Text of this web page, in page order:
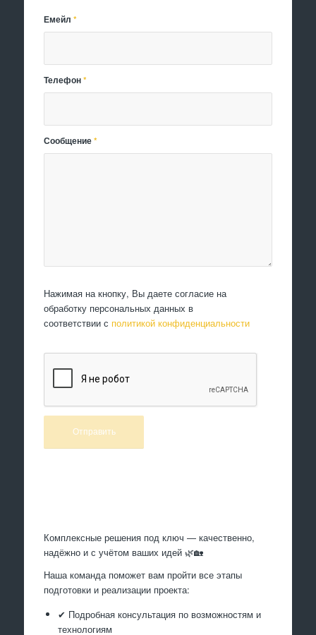
Емейл*
Телефон*
Сообщение*
Нажимая на кнопку, Вы даете согласие на
обработку персональных данных в
соответствии с политикой конфиденциальности
Комплексные решения под ключ — качественно,
надёжно и с учётом ваших идей 🌿🏡
Наша команда поможет вам пройти все этапы
подготовки и реализации проекта:
✔ Подробная консультация по возможностям и
технологиям